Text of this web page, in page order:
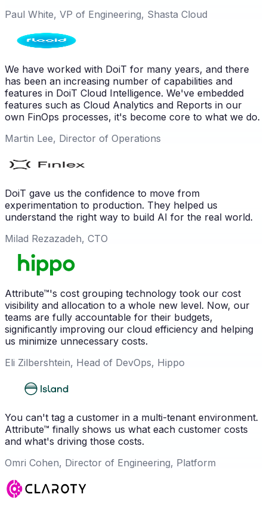
Paul White, VP of Engineering, Shasta Cloud
We have worked with DoiT for many years, and there
has been an increasing number of capabilities and
features in DoiT Cloud Intelligence. We've embedded
features such as Cloud Analytics and Reports in our
own FinOps processes, it's become core to what we do.
Martin Lee, Director of Operations
DoiT gave us the confidence to move from
experimentation to production. They helped us
understand the right way to build AI for the real world.
Milad Rezazadeh, CTO
Attribute™'s cost grouping technology took our cost
visibility and allocation to a whole new level. Now, our
teams are fully accountable for their budgets,
significantly improving our cloud efficiency and helping
us minimize unnecessary costs.
Eli Zilbershtein, Head of DevOps, Hippo
You can't tag a customer in a multi-tenant environment.
Attribute™ finally shows us what each customer costs
and what's driving those costs.
Omri Cohen, Director of Engineering, Platform